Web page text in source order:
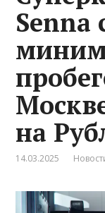
Senna
на
14.03.2025